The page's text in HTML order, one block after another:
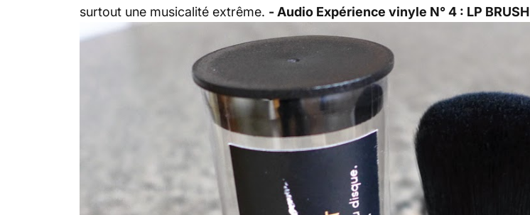
surtout une musicalité extrême. - Audio Expérience vinyle N° 4 : LP BRUSH